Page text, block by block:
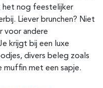
het nog feestelijker
Liever brunchen? Niet
voor andere
krijgt bij een luxe
divers beleg zoals
muffin met een sapje.